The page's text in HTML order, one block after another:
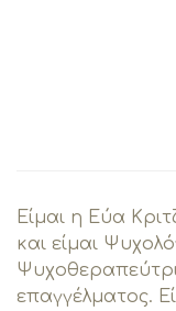
Είμαι η Εύα
και είμαι
επαγγέλματος.